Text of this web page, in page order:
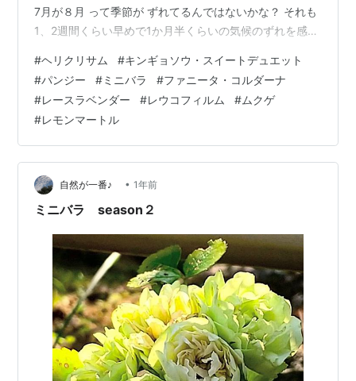
7月が８月 って季節が ずれてるんではないかな？ それも
1、2週間くらい早めで1か月半くらいの気候のずれを感じ
う秋はすぐそこ＾＾ 入道雲も 低いしね でも明日から改
めて梅雨入りして いつもの気候に軌道修正してくる気だ
ろうな～＾。＾； 〇今日のヘリクリサム 外輪が3段にな
った＾＾ 蕾も1段出てきた♡ このお花 毎日1段ずつ増え
るみたいね～ 最終的には全開して真ん中に黄色いシベ
が…
#ヘリクリサム #キンギョソウ・スイートデュエット
#パンジー #ミニバラ #ファニータ・コルダーナ
#レースラベンダー #レウコフィルム #ムクゲ
#レモンマートル
自然が一番♪ • 1年前
ミニバラ season２